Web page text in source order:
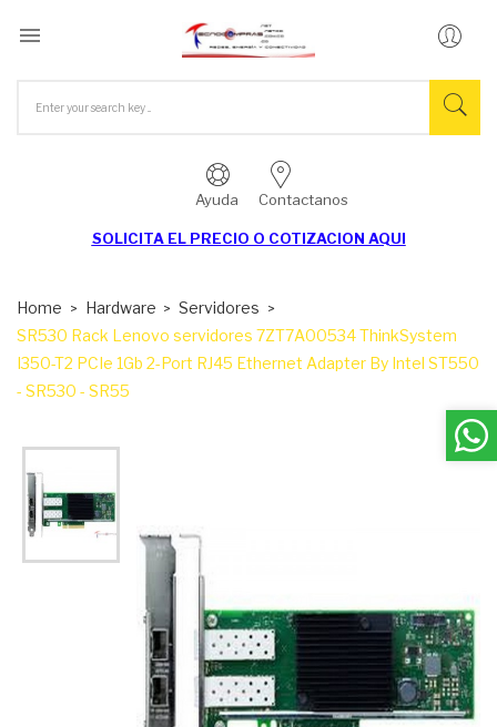

Ayuda Contactanos
SOLICITA EL PRECIO O COTIZACION AQUI
Home Hardware
Servidores
SR530 Rack Lenovo servidores 7ZT7A00534 ThinkSystem
I350-T2 PCIe 1Gb 2-Port RJ45 Ethernet Adapter By Intel ST550
- SR530 - SR55